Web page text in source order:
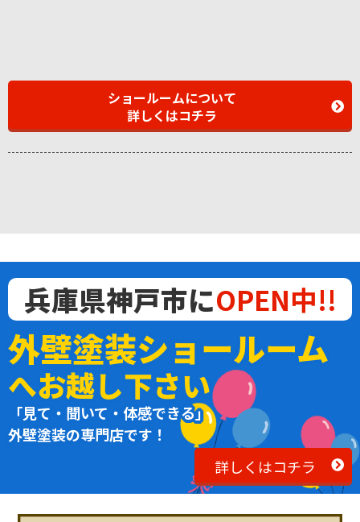
ショールームについて
詳しくはコチラ
兵庫県神戸市にOPEN中!!
外壁塗装ショールーム
へお越し下さい
「見て・聞いて・体感できる」
外壁塗装の専門店です！
詳しくはコチラ